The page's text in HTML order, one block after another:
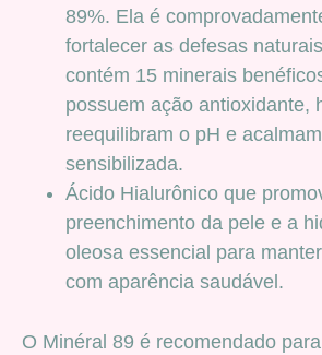
89%. Ela é
fortalecer as defesas
contém 15 minerais
possuem ação antioxidante,
reequilibram o pH e
sensibilizada.
Ácido Hialurônico que
preenchimento da pele e a
oleosa essencial para
com aparência saudável.
O Minéral 89 é recomendado